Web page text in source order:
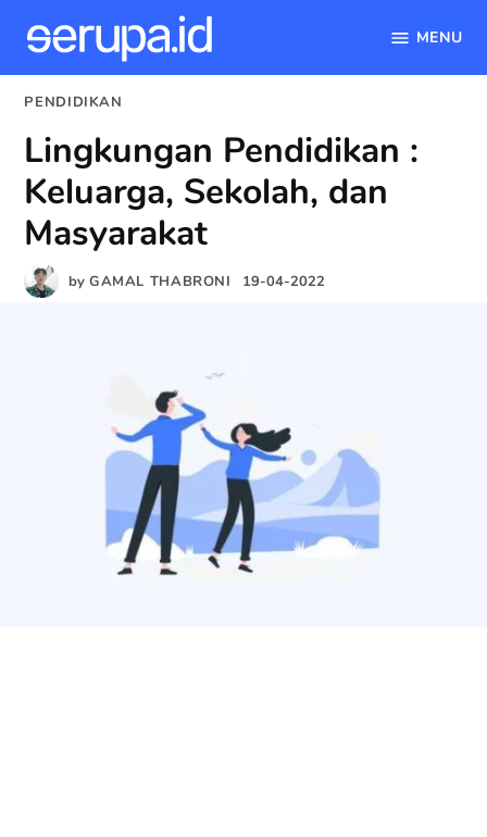
content
MENU
POSTED
PENDIDIKAN
Lingkungan Pendidikan :
Keluarga, Sekolah, dan
Masyarakat
by GAMAL THABRONI 19-04-2022